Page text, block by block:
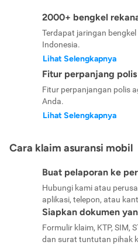
2000+ bengkel
Terdapat jaringan
Indonesia.
Lihat Selengkapnya
Fitur perpanjang polis
Fitur perpanjangan polis
Anda.
Lihat Selengkapnya
Cara klaim asuransi mobil
Buat pelaporan ke
Hubungi kami atau
aplikasi, telepon, atau
Siapkan dokumen
Formulir klaim, KTP, SIM,
dan surat tuntutan pihak